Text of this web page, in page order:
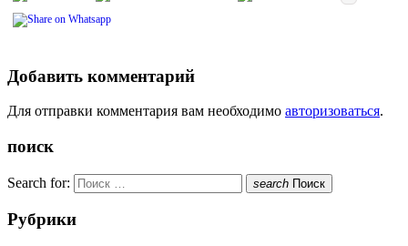
Добавить комментарий
Для отправки комментария вам необходимо авторизоваться.
поиск
Search for: search Поиск
Рубрики